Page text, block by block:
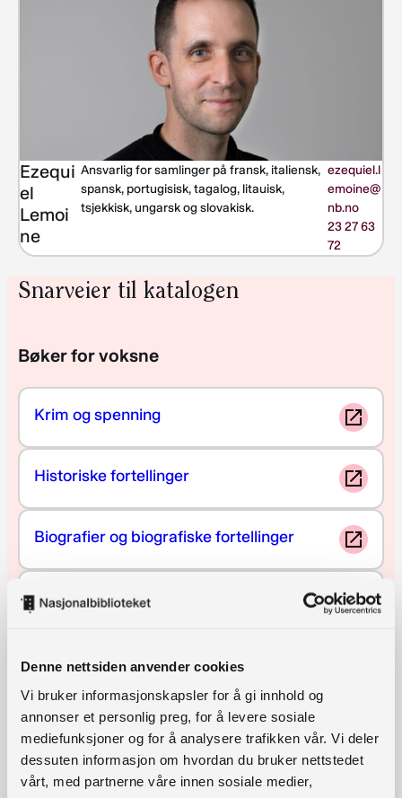
Denne nettsiden anvender cookies
Vi bruker informasjonskapsler for å gi innhold og
annonser et personlig preg, for å levere sosiale
mediefunksjoner og for å analysere trafikken vår. Vi deler
dessuten informasjon om hvordan du bruker nettstedet
vårt, med partnerne våre innen sosiale medier,
Ezequi
el
Lemoi
ne
Ansvarlig for samlinger på fransk, italiensk,
spansk, portugisisk, tagalog, litauisk,
tsjekkisk, ungarsk og slovakisk.
ezequiel.l
emoine@
nb.no
23 27 63
72
Snarveier til katalogen
Bøker for voksne
Krim og spenning
Historiske fortellinger
Biografier og biografiske fortellinger
Norske forfattere oversatt til ungarsk
All skjønnlitteratur
Alle fagbøker